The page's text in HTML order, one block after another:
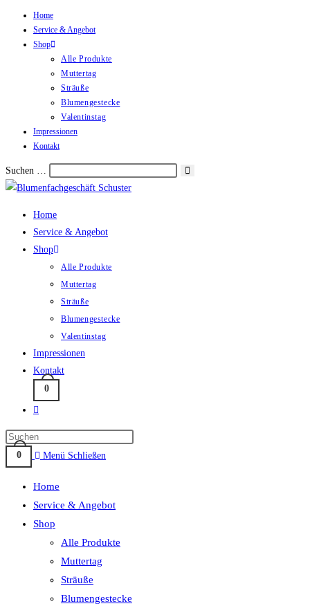
Inhalt
springen
Home
Service & Angebot
Shop
Alle Produkte
Muttertag
Sträuße
Blumengestecke
Valentinstag
Impressionen
Kontakt
Suchen …
Home
Service & Angebot
Shop
Alle Produkte
Muttertag
Sträuße
Blumengestecke
Valentinstag
Impressionen
Kontakt
0
Website-
umschalten
0
Menü Schließen
Home
Service & Angebot
Shop
Alle Produkte
Muttertag
Sträuße
Blumengestecke